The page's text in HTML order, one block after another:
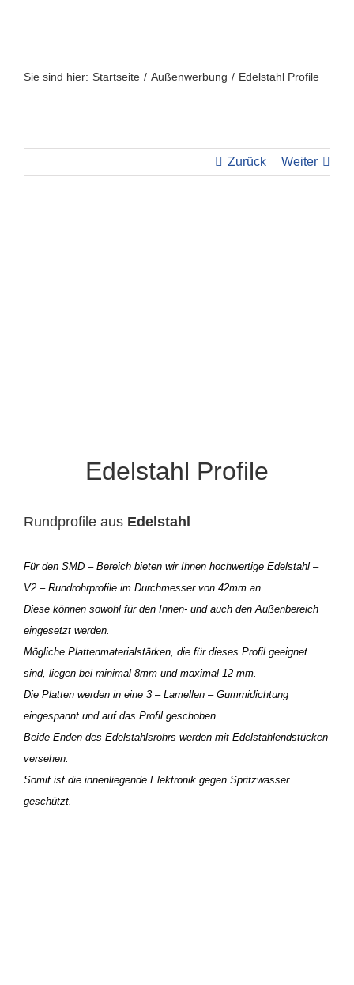
Sie sind hier: Startseite Außenwerbung Edelstahl Profile
Zurück Weiter
Edelstahl Profile
Rundprofile aus Edelstahl
Für den SMD – Bereich bieten wir Ihnen hochwertige Edelstahl –
V2 – Rundrohrprofile im Durchmesser von 42mm an.
Diese können sowohl für den Innen- und auch den Außenbereich
eingesetzt werden.
Mögliche Plattenmaterialstärken, die für dieses Profil geeignet
sind, liegen bei minimal 8mm und maximal 12 mm.
Die Platten werden in eine 3 – Lamellen – Gummidichtung
eingespannt und auf das Profil geschoben.
Beide Enden des Edelstahlsrohrs werden mit Edelstahlendstücken
versehen.
Somit ist die innenliegende Elektronik gegen Spritzwasser
geschützt.